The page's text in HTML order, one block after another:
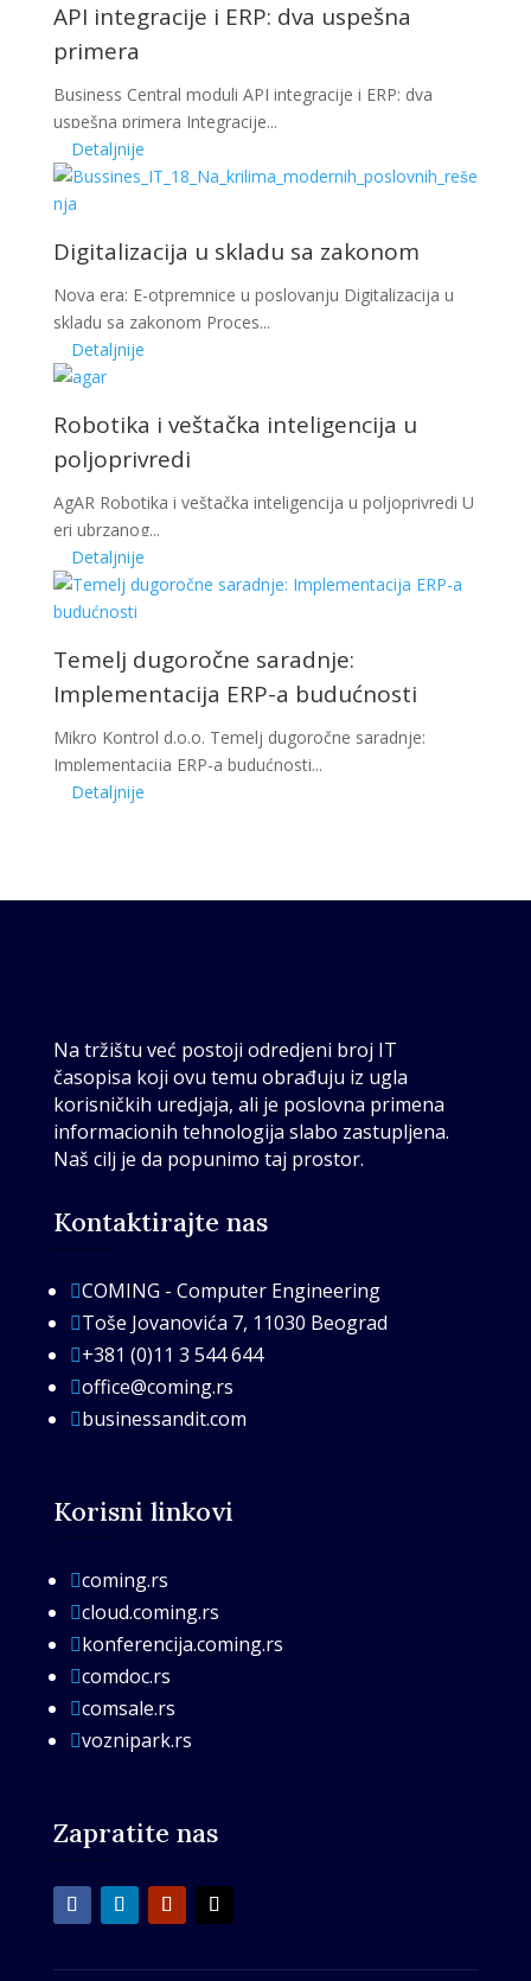
API integracije i ERP: dva uspešna
primera
Business Central moduli API integracije i ERP: dva
uspešna primera Integracije...
Detaljnije
Digitalizacija u skladu sa zakonom
Nova era: E-otpremnice u poslovanju Digitalizacija u
skladu sa zakonom Proces...
Detaljnije
Robotika i veštačka inteligencija u
poljoprivredi
AgAR Robotika i veštačka inteligencija u poljoprivredi U
eri ubrzanog...
Detaljnije
Temelj dugoročne saradnje:
Implementacija ERP-a budućnosti
Mikro Kontrol d.o.o. Temelj dugoročne saradnje:
Implementacija ERP-a budućnosti...
Detaljnije
Na tržištu već postoji odredjeni broj IT
časopisa koji ovu temu obrađuju iz ugla
korisničkih uredjaja, ali je poslovna primena
informacionih tehnologija slabo zastupljena.
Naš cilj je da popunimo taj prostor.
Kontaktirajte nas
COMING - Computer Engineering
Toše Jovanovića 7, 11030 Beograd
+381 (0)11 3 544 644
office@coming.rs
businessandit.com
Korisni linkovi
coming.rs
cloud.coming.rs
konferencija.coming.rs
comdoc.rs
comsale.rs
voznipark.rs
Zapratite nas